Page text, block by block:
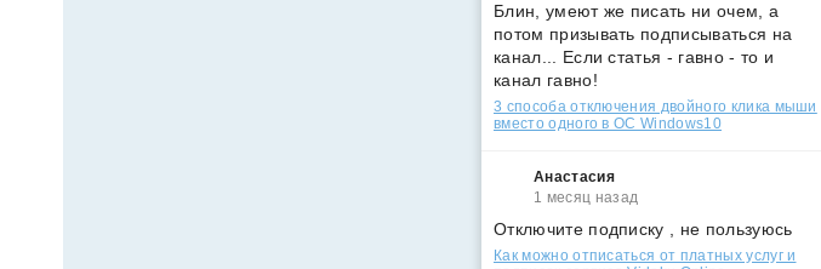
Блин, умеют же писать ни очем, а
потом призывать подписываться на
канал... Если статья - гавно - то и
канал гавно!
3 способа отключения двойного клика мыши
вместо одного в ОС Windows10
Анастасия
1 месяц назад
Отключите подписку , не пользуюсь
Как можно отписаться от платных услуг и